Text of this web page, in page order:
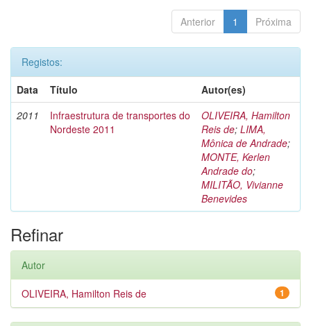
Anterior 1 Próxima
Registos:
Data
Título
Autor(es)
2011
Infraestrutura de transportes do
Nordeste 2011
OLIVEIRA, Hamilton
Reis de; LIMA,
Mônica de Andrade;
MONTE, Kerlen
Andrade do;
MILITÃO, Vivianne
Benevides
Refinar
Autor
1
OLIVEIRA, Hamilton Reis de